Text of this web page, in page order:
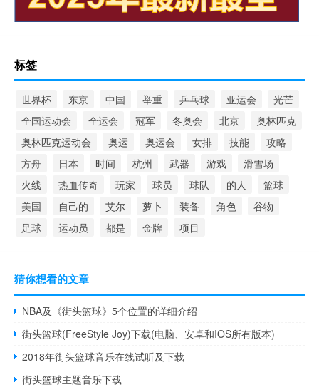
标签
世界杯 东京 中国 举重 乒乓球 亚运会
光芒
全国运动会
全运会 冠军 冬奥会 北京
奥林匹克
奥林匹克运动会
奥运 奥运会 女排 技能
攻略
方舟
日本 时间 杭州 武器 游戏
滑雪场
火线
热血传奇 玩家 球员 球队 的人
篮球
美国
自己的 艾尔 萝卜 装备 角色
谷物
足球
运动员 都是 金牌 项目
猜你想看的文章
NBA及《街头篮球》5个位置的详细介绍
街头篮球(FreeStyle Joy)下载(电脑、安卓和IOS所有版本)
2018年街头篮球音乐在线试听及下载
街头篮球主题音乐下载